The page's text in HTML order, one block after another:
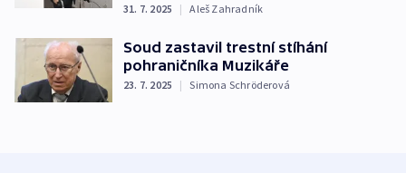
31. 7. 2025 | Aleš Zahradník
Soud zastavil trestní stíhání
pohraničníka Muzikáře
23. 7. 2025 | Simona Schröderová